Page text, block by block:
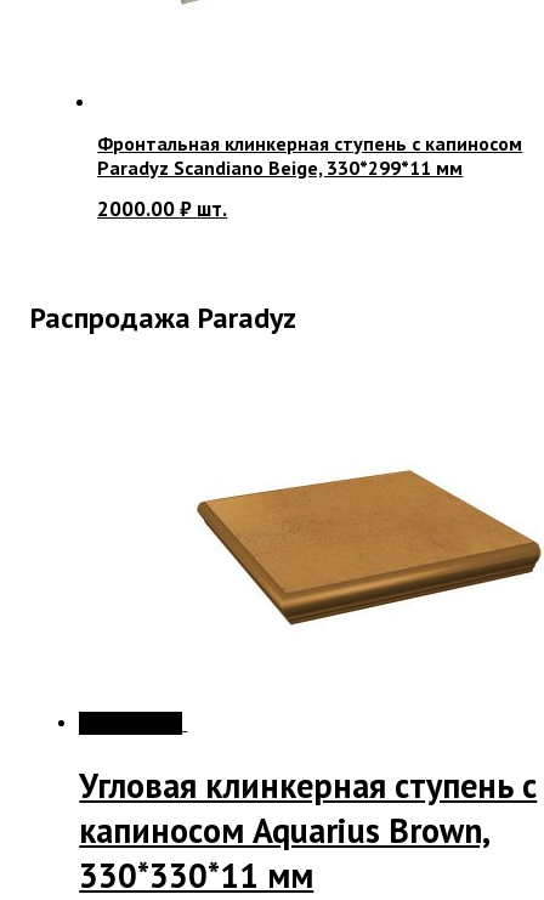
Фронтальная клинкерная ступень с капиносом
Paradyz Scandiano Beige, 330*299*11 мм
2000.00₽ шт.
Распродажа Paradyz
Угловая клинкерная ступень с
капиносом Aquarius Brown,
330*330*11 мм